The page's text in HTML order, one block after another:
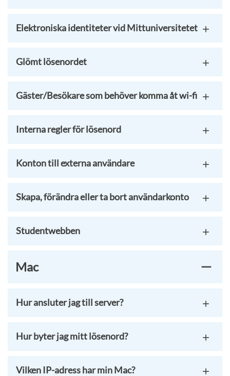
Elektroniska identiteter vid Mittuniversitetet
Glömt lösenordet
Gäster/Besökare som behöver komma åt wi-fi
Interna regler för lösenord
Konton till externa användare
Skapa, förändra eller ta bort användarkonto
Studentwebben
Mac
Hur ansluter jag till server?
Hur byter jag mitt lösenord?
Vilken IP-adress har min Mac?